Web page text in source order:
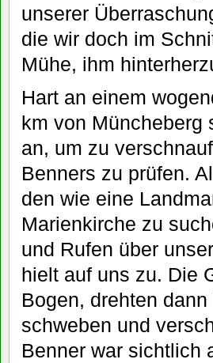
unserer
die wir doch im
Mühe, ihm
Hart an einem
km von Müncheberg
an, um zu
Benners zu prüfen.
den wie eine
Marienkirche zu
und Rufen über
hielt auf uns zu. Die
Bogen, drehten
schweben und
Benner war sichtlich